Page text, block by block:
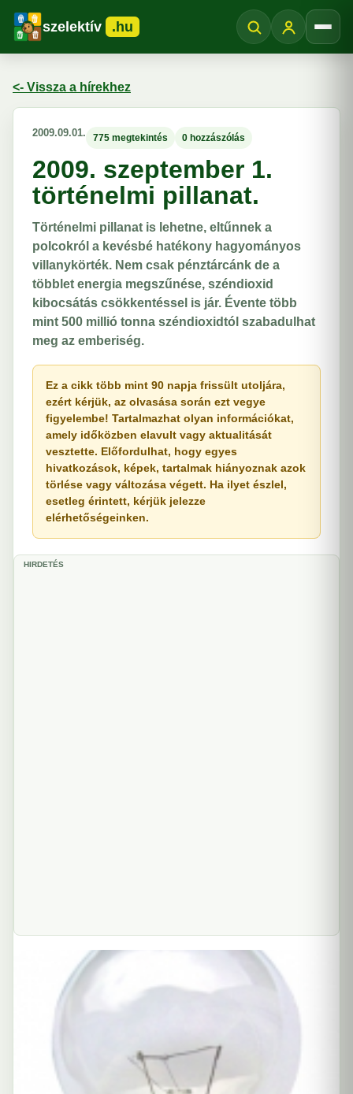
szelektív .hu
<- Vissza a hírekhez
2009.09.01. 775 megtekintés 0 hozzászólás
2009. szeptember 1.
történelmi pillanat.
Történelmi pillanat is lehetne, eltűnnek a
polcokról a kevésbé hatékony hagyományos
villanykörték. Nem csak pénztárcánk de a
többlet energia megszűnése, széndioxid
kibocsátás csökkentéssel is jár. Évente több
mint 500 millió tonna széndioxidtól szabadulhat
meg az emberiség.
Ez a cikk több mint 90 napja frissült utoljára,
ezért kérjük, az olvasása során ezt vegye
figyelembe! Tartalmazhat olyan információkat,
amely időközben elavult vagy aktualitását
vesztette. Előfordulhat, hogy egyes
hivatkozások, képek, tartalmak hiányoznak azok
törlése vagy változása végett. Ha ilyet észlel,
esetleg érintett, kérjük jelezze
elérhetőségeinken.
HIRDETÉS